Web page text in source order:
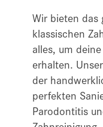
Wir bieten das
klassischen
alles, um
erhalten.
der
perfekten
Parodontitis